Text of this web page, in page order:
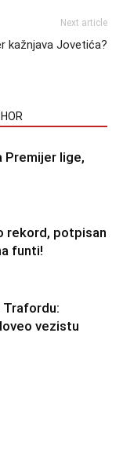
Next article
kažnjava Jovetića?
Premijer lige,
rekord, potpisan
funti!
vezistu